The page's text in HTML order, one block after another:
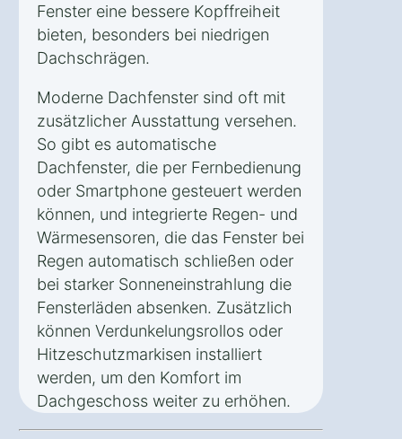
Fenster eine bessere Kopffreiheit
bieten, besonders bei niedrigen
Dachschrägen.
Moderne Dachfenster sind oft mit
zusätzlicher Ausstattung versehen.
So gibt es automatische
Dachfenster, die per Fernbedienung
oder Smartphone gesteuert werden
können, und integrierte Regen- und
Wärmesensoren, die das Fenster bei
Regen automatisch schließen oder
bei starker Sonneneinstrahlung die
Fensterläden absenken. Zusätzlich
können Verdunkelungsrollos oder
Hitzeschutzmarkisen installiert
werden, um den Komfort im
Dachgeschoss weiter zu erhöhen.